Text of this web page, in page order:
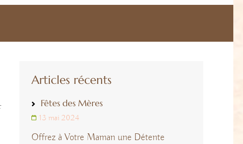
Articles récents
Fêtes des Mères
13 mai 2024
Offrez à Votre Maman une Détente